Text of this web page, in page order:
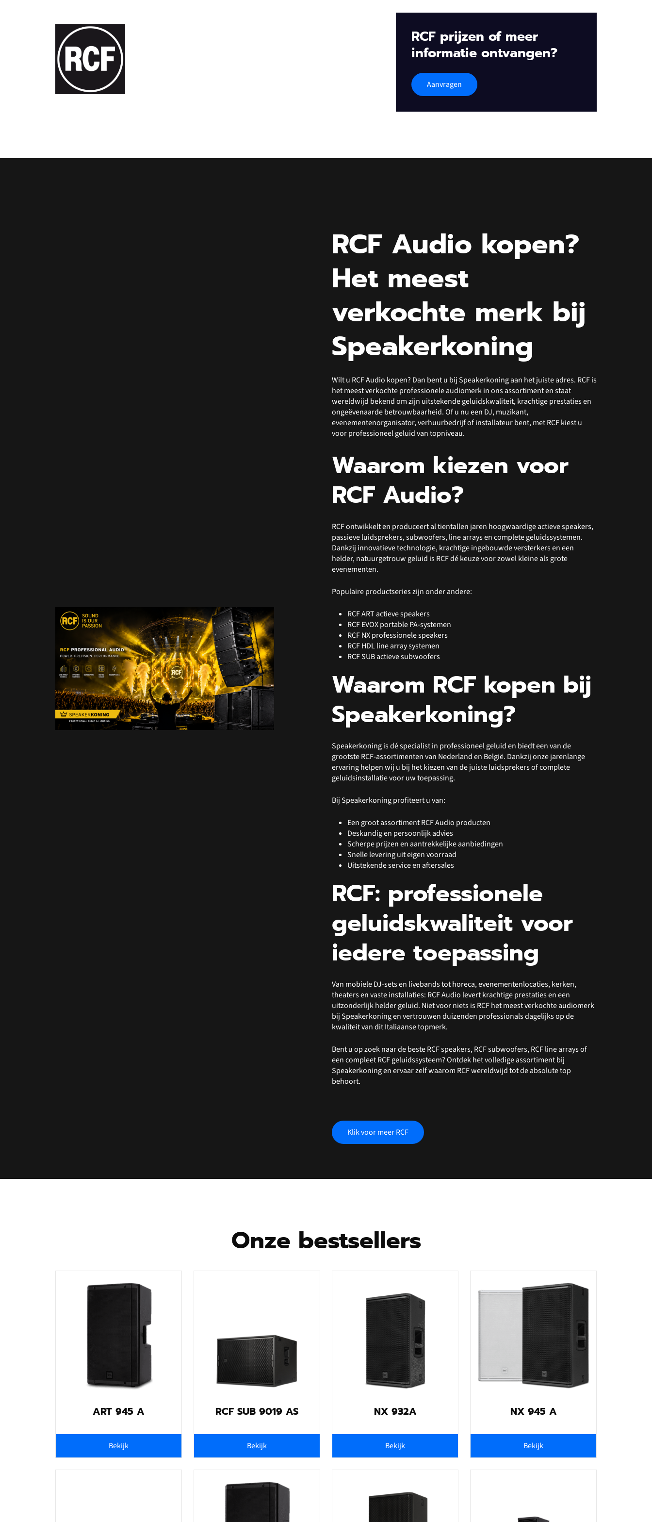
RCF prijzen of meer
informatie ontvangen?
Aanvragen
RCF Audio kopen?
Het meest
verkochte merk bij
Speakerkoning
Wilt u RCF Audio kopen? Dan bent u bij Speakerkoning aan het juiste adres. RCF is
het meest verkochte professionele audiomerk in ons assortiment en staat
wereldwijd bekend om zijn uitstekende geluidskwaliteit, krachtige prestaties en
ongeëvenaarde betrouwbaarheid. Of u nu een DJ, muzikant,
evenementenorganisator, verhuurbedrijf of installateur bent, met RCF kiest u
voor professioneel geluid van topniveau.
Waarom kiezen voor
RCF Audio?
RCF ontwikkelt en produceert al tientallen jaren hoogwaardige actieve speakers,
passieve luidsprekers, subwoofers, line arrays en complete geluidssystemen.
Dankzij innovatieve technologie, krachtige ingebouwde versterkers en een
helder, natuurgetrouw geluid is RCF dé keuze voor zowel kleine als grote
evenementen.
Populaire productseries zijn onder andere:
RCF ART actieve speakers
RCF EVOX portable PA-systemen
RCF NX professionele speakers
RCF HDL line array systemen
RCF SUB actieve subwoofers
Waarom RCF kopen bij
Speakerkoning?
Speakerkoning is dé specialist in professioneel geluid en biedt een van de
grootste RCF-assortimenten van Nederland en België. Dankzij onze jarenlange
ervaring helpen wij u bij het kiezen van de juiste luidsprekers of complete
geluidsinstallatie voor uw toepassing.
Bij Speakerkoning profiteert u van:
Een groot assortiment RCF Audio producten
Deskundig en persoonlijk advies
Scherpe prijzen en aantrekkelijke aanbiedingen
Snelle levering uit eigen voorraad
Uitstekende service en aftersales
RCF: professionele
geluidskwaliteit voor
iedere toepassing
Van mobiele DJ-sets en livebands tot horeca, evenementenlocaties, kerken,
theaters en vaste installaties: RCF Audio levert krachtige prestaties en een
uitzonderlijk helder geluid. Niet voor niets is RCF het meest verkochte audiomerk
bij Speakerkoning en vertrouwen duizenden professionals dagelijks op de
kwaliteit van dit Italiaanse topmerk.
Bent u op zoek naar de beste RCF speakers, RCF subwoofers, RCF line arrays of
een compleet RCF geluidssysteem? Ontdek het volledige assortiment bij
Speakerkoning en ervaar zelf waarom RCF wereldwijd tot de absolute top
behoort.
Klik voor meer RCF
Onze bestsellers
ART 945 A
Bekijk
RCF SUB 9019 AS
Bekijk
NX 932A
Bekijk
NX 945 A
Bekijk